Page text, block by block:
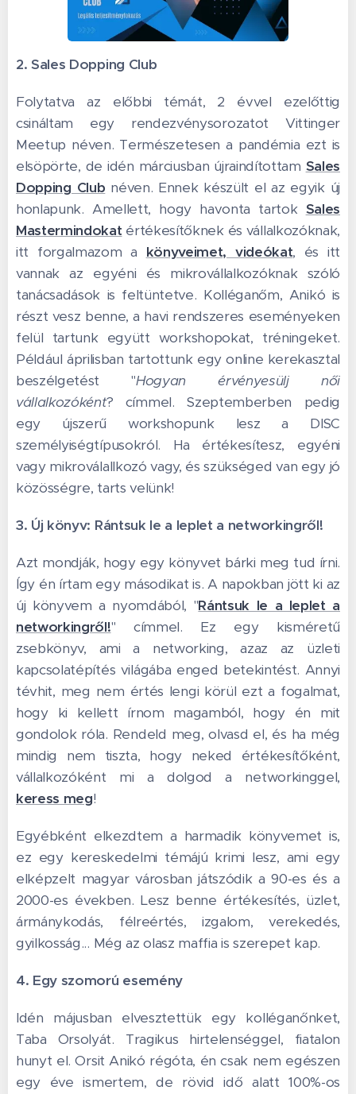
2. Sales Dopping Club
Folytatva az előbbi témát, 2 évvel ezelőttig
csináltam egy rendezvénysorozatot Vittinger
Meetup néven. Természetesen a pandémia ezt is
elsöpörte, de idén márciusban újraindítottam Sales
Dopping Club néven. Ennek készült el az egyik új
honlapunk. Amellett, hogy havonta tartok Sales
Mastermindokatértékesítőknek és vállalkozóknak,
itt forgalmazom a könyveimet, videókat, és itt
vannak az egyéni és mikrovállalkozóknak szóló
tanácsadások is feltüntetve. Kolléganőm, Anikó is
részt vesz benne, a havi rendszeres eseményeken
felül tartunk együtt workshopokat, tréningeket.
Például áprilisban tartottunk egy online kerekasztal
beszélgetést "Hogyan érvényesülj női
vállalkozóként? címmel. Szeptemberben pedig
egy újszerű workshopunk lesz a DISC
személyiségtípusokról. Ha értékesítesz, egyéni
vagy mikroválallkozó vagy, és szükséged van egy jó
közösségre, tarts velünk!
3. Új könyv: Rántsuk le a leplet a networkingről!
Azt mondják, hogy egy könyvet bárki meg tud írni.
Így én írtam egy másodikat is. A napokban jött ki az
új könyvem a nyomdából, "Rántsuk le a leplet a
networkingről!" címmel. Ez egy kisméretű
zsebkönyv, ami a networking, azaz az üzleti
kapcsolatépítés világába enged betekintést. Annyi
tévhit, meg nem értés lengi körül ezt a fogalmat,
hogy ki kellett írnom magamból, hogy én mit
gondolok róla. Rendeld meg, olvasd el, és ha még
mindig nem tiszta, hogy neked értékesítőként,
vállalkozóként mi a dolgod a networkinggel,
keress meg!
Egyébként elkezdtem a harmadik könyvemet is,
ez egy kereskedelmi témájú krimi lesz, ami egy
elképzelt magyar városban játszódik a 90-es és a
2000-es években. Lesz benne értékesítés, üzlet,
ármánykodás, félreértés, izgalom, verekedés,
gyilkosság... Még az olasz maffia is szerepet kap.
4. Egy szomorú esemény
Idén májusban elvesztettük egy kolléganőnket,
Taba Orsolyát. Tragikus hirtelenséggel, fiatalon
hunyt el. Orsit Anikó régóta, én csak nem egészen
egy éve ismertem, de rövid idő alatt 100%-os